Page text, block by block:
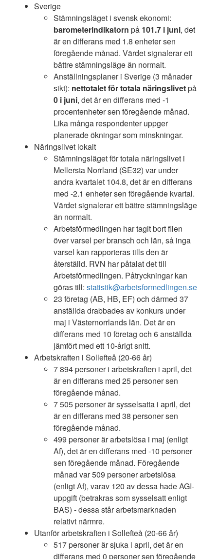
Sverige
Stämningsläget i svensk ekonomi:
barometerindikatorn på 101.7 i juni, det
är en differans med 1.8 enheter sen
föregående månad. Värdet signalerar ett
bättre stämningsläge än normalt.
Anställningsplaner i Sverige (3 månader
sikt): nettotalet för totala näringslivetpå
0 i juni, det är en differans med -1
procentenheter sen föregående månad.
Lika många respondenter uppger
planerade ökningar som minskningar.
Näringslivet lokalt
Stämningsläget för totala näringslivet i
Mellersta Norrland (SE32) var under
andra kvartalet 104.8, det är en differans
med -2.1 enheter sen föregående kvartal.
Värdet signalerar ett bättre stämningsläge
än normalt.
Arbetsförmedlingen har tagit bort filen
över varsel per bransch och län, så inga
varsel kan rapporteras tills den är
återställd. RVN har påtalat det till
Arbetsförmedlingen. Påtryckningar kan
göras till: statistik@arbetsformedlingen.se
23 företag (AB, HB, EF) och därmed 37
anställda drabbades av konkurs under
maj i Västernorrlands län. Det är en
differans med 10 företag och 6 anställda
jämfört med ett 10-årigt snitt.
Arbetskraften i Sollefteå (20-66 år)
7 894 personer i arbetskraften i april, det
är en differans med 25 personer sen
föregående månad.
7 505 personer är sysselsatta i april, det
är en differans med 38 personer sen
föregående månad.
499 personer är arbetslösa i maj (enligt
Af), det är en differans med -10 personer
sen föregående månad. Föregående
månad var 509 personer arbetslösa
(enligt Af), varav 120 av dessa hade AGI-
uppgift (betrakras som sysselsatt enligt
BAS) - dessa står arbetsmarknaden
relativt närmre.
Utanför arbetskraften i Sollefteå (20-66 år)
517 personer är sjuka i april, det är en
differans med 0 personer sen föregående